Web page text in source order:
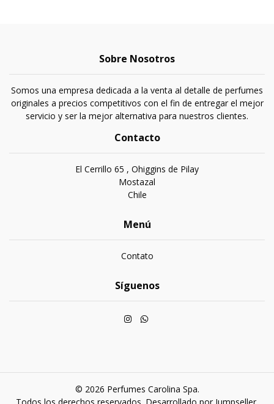
Sobre Nosotros
Somos una empresa dedicada a la venta al detalle de perfumes
originales a precios competitivos con el fin de entregar el mejor
servicio y ser la mejor alternativa para nuestros clientes.
Contacto
El Cerrillo 65 , Ohiggins de Pilay
Mostazal
Chile
Menú
Contato
Síguenos
© 2026 Perfumes Carolina Spa.